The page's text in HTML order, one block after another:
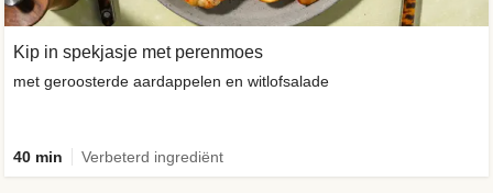
Kip in spekjasje met perenmoes
met geroosterde aardappelen en witlofsalade
40 min Verbeterd ingrediënt